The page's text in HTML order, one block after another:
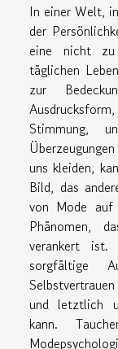
In einer Welt,
der
eine nicht zu
täglichen
zur
Stimmung,
uns kleiden,
Bild, das
von Mode auf
Phänomen,
verankert
sorgfältige
und letztlich
kann.